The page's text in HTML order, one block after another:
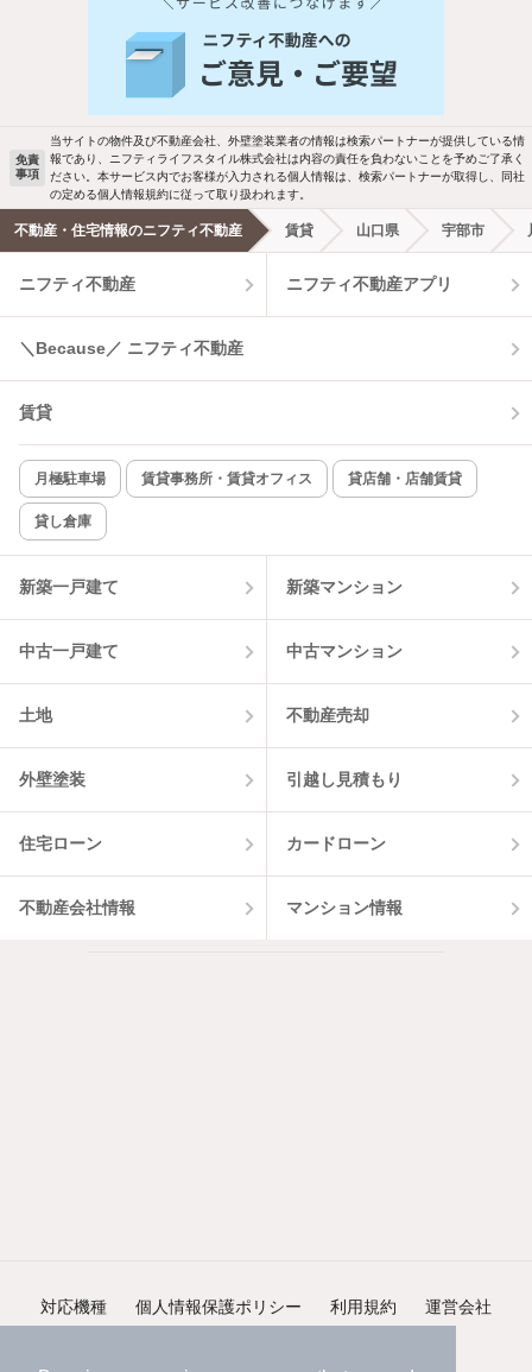
バス・トイレ別 2階以上
洗濯機置場あり 独立洗面台
エアコンあり 都市ガス
温水洗浄便座 オートロック
コンロ2口以上
新着のみ インターネット無料
該当件数:
0件
免責
事項
当サイトの物件及び不動産会社、外壁塗装業者の情報は検索パートナーが提供している情
報であり、ニフティライフスタイル株式会社は内容の責任を負わないことを予めご了承く
ださい。本サービス内でお客様が入力される個人情報は、検索パートナーが取得し、同社
の定める個人情報規約に従って取り扱われます。
不動産・住宅情報のニフティ不動産 賃貸 山口県 宇部市
ニフティ不動産 ニフティ不動産アプリ
＼Because／ ニフティ不動産
賃貸
月極駐車場 賃貸事務所・賃貸オフィス 貸店舗・店舗賃貸
貸し倉庫
新築一戸建て 新築マンション
中古一戸建て 中古マンション
土地 不動産売却
外壁塗装 引越し見積もり
住宅ローン カードローン
不動産会社情報 マンション情報
対応機種 個人情報保護ポリシー 利用規約 運営会社